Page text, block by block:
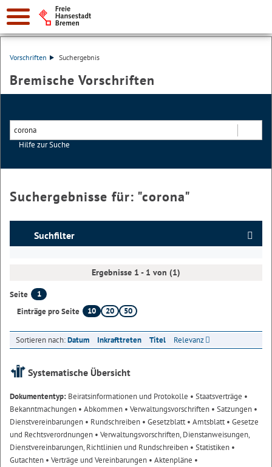
Vorschriften Suchergebnis
Bremische Vorschriften
Hilfe zur Suche
Suchergebnisse für: "corona"
Suchfilter
Ergebnisse 1 - 1 von (1)
Seite
1
Einträge pro Seite
10 20 50
Sortieren nach:Datum Inkrafttreten Titel Relevanz
Systematische Übersicht
Dokumententyp: Beiratsinformationen und Protokolle • Staatsverträge •
Bekanntmachungen • Abkommen • Verwaltungsvorschriften • Satzungen •
Dienstvereinbarungen • Rundschreiben • Gesetzblatt• Amtsblatt• Gesetze
und Rechtsverordnungen • Verwaltungsvorschriften, Dienstanweisungen,
Dienstvereinbarungen, Richtlinien und Rundschreiben • Statistiken •
Gutachten • Verträge und Vereinbarungen • Aktenpläne •